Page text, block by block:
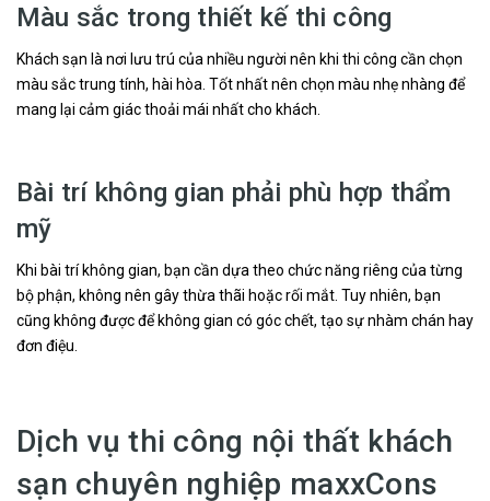
Màu sắc trong thiết kế thi công
Khách sạn là nơi lưu trú của nhiều người nên khi thi công cần chọn
màu sắc trung tính, hài hòa. Tốt nhất nên chọn màu nhẹ nhàng để
mang lại cảm giác thoải mái nhất cho khách.
Bài trí không gian phải phù hợp thẩm
mỹ
Khi bài trí không gian, bạn cần dựa theo chức năng riêng của từng
bộ phận, không nên gây thừa thãi hoặc rối mắt. Tuy nhiên, bạn
cũng không được để không gian có góc chết, tạo sự nhàm chán hay
đơn điệu.
Dịch vụ thi công nội thất khách
sạn chuyên nghiệp maxxCons